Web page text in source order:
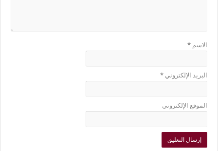
الاسم*
البريد الإلكتروني*
الموقع الإلكتروني